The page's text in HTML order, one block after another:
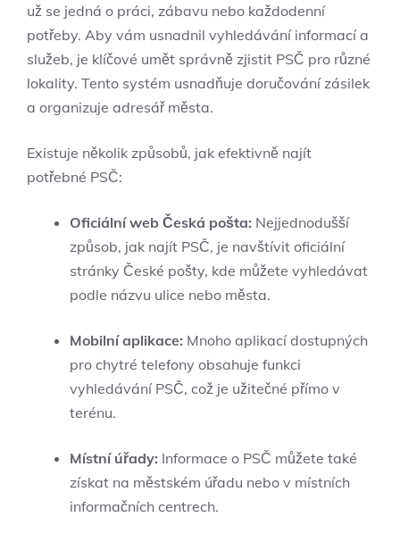
už se jedná o práci, zábavu nebo každodenní
potřeby. Aby vám usnadnil vyhledávání informací a
služeb, je klíčové umět správně zjistit PSČ pro různé
lokality. Tento systém usnadňuje doručování zásilek
a organizuje adresář města.
Existuje několik způsobů, jak efektivně najít
potřebné PSČ:
Oficiální web Česká pošta: Nejjednodušší
způsob, jak najít PSČ, je navštívit oficiální
stránky České pošty, kde můžete vyhledávat
podle názvu ulice nebo města.
Mobilní aplikace: Mnoho aplikací dostupných
pro chytré telefony obsahuje funkci
vyhledávání PSČ, což je užitečné přímo v
terénu.
Místní úřady: Informace o PSČ můžete také
získat na městském úřadu nebo v místních
informačních centrech.